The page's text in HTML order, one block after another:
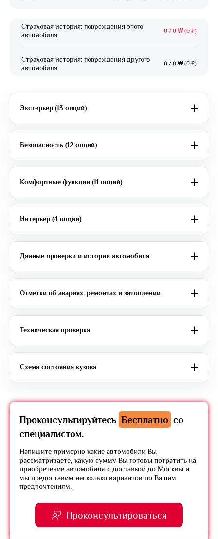
Страховая история: повреждения этого
автомобиля
0 / 0 ₩ (0 ₽)
Страховая история: повреждения другого
автомобиля
0 / 0 ₩ (0 ₽)
Экстерьер (13 опций)
Безопасность (12 опций)
Комфортные функции (11 опций)
Интерьер (4 опции)
Данные проверки и истории автомобиля
Отметки об авариях, ремонтах и затоплении
Техническая проверка
Схема состояния кузова
Проконсультируйтесь Бесплатно со
специалистом.
Напишите примерно какие автомобили Вы
рассматриваете, какую сумму Вы готовы потратить на
приобретение автомобиля с доставкой до Москвы и
мы предоставим несколько вариантов по Вашим
предпочтениям.
Проконсультироваться